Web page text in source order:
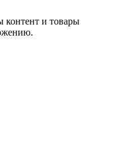
контент и товары